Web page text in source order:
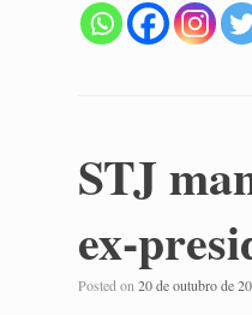
STJ
ex-
Posted on20 de outubro de